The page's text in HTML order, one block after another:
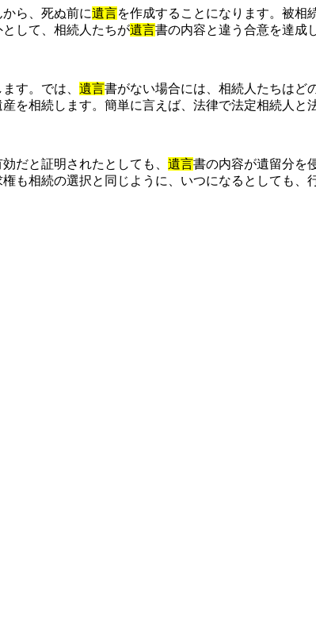
ら、死ぬ前に遺言を作成することになります。被相
して、相続人たちが遺言書の内容と違う合意を達成
す。では、 遺言書がない場合には、相続人たちはど
を相続します。簡単に言えば、法律で法定相続人
だと証明されたとしても、 遺言書の内容が遺留分を
も相続の選択と同じように、いつになるとしても